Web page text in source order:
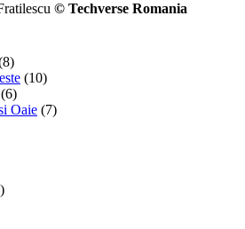
© Techverse Romania
(10)
(6)
Oaie (7)